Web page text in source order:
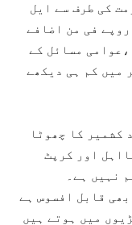
کی طرف سے ایل
فی من اضافے
مسائل کے
میں کم ہی دیکھے
کشمیر کا چھوٹا
اور کرپٹ
نہیں ہے۔
قابل افسوس ہے
میں ہوتے ہیں